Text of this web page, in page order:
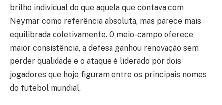
brilho individual do que aquela que contava com
Neymar como referência absoluta, mas parece mais
equilibrada coletivamente. O meio-campo oferece
maior consistência, a defesa ganhou renovação sem
perder qualidade e o ataque é liderado por dois
jogadores que hoje figuram entre os principais nomes
do futebol mundial.